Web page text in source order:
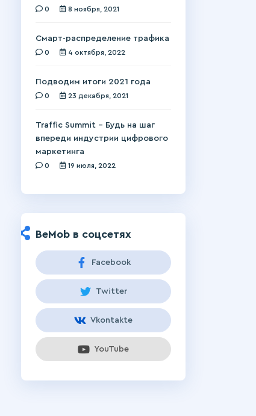
0 8 ноября, 2021
Смарт-распределение трафика
0 4 октября, 2022
Подводим итоги 2021 года
0 23 декабря, 2021
Traffic Summit – Будь на шаг
впереди индустрии цифрового
маркетинга
0 19 июля, 2022
BeMob в соцсетях
Facebook
Twitter
Vkontakte
YouTube